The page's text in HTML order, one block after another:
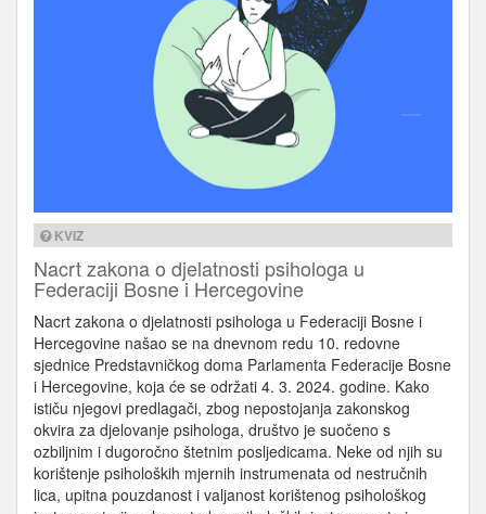
KVIZ
Nacrt zakona o djelatnosti psihologa u
Federaciji Bosne i Hercegovine
Nacrt zakona o djelatnosti psihologa u Federaciji Bosne i
Hercegovine našao se na dnevnom redu 10. redovne
sjednice Predstavničkog doma Parlamenta Federacije Bosne
i Hercegovine, koja će se održati 4. 3. 2024. godine. Kako
ističu njegovi predlagači, zbog nepostojanja zakonskog
okvira za djelovanje psihologa, društvo je suočeno s
ozbiljnim i dugoročno štetnim posljedicama. Neke od njih su
korištenje psiholoških mjernih instrumenata od nestručnih
lica, upitna pouzdanost i valjanost korištenog psihološkog